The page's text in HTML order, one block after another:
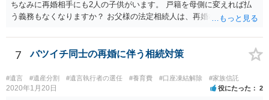
ちなみに再婚相手にも2人の子供がいます。 戸籍を母側に変えれば払
う義務もなくなりますか？ お父様の法定相続人は、再婚相手とご相談
戸籍がどこにあるのかは関係ありません。 ただし、お父様が亡くなっ
たことを知ってから３か月以内に家庭裁判所にて「相続放棄」の手続
7 バツイチ同士の再婚に伴う相続対策
#遺言 #遺産分割 #遺言執行者の選任 #養育費 #口座凍結解除 #家族信託
2020年1月20日 役にたった 2